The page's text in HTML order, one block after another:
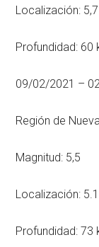
Localización:
Profundidad: 60
09/02/2021 –
Región de
Magnitud: 5,5
Localización:
Profundidad: 73